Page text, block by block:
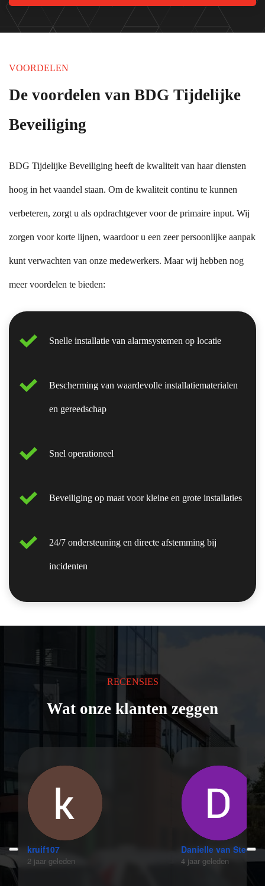
VOORDELEN
De voordelen van BDG Tijdelijke
Beveiliging
BDG Tijdelijke Beveiliging heeft de kwaliteit van haar diensten
hoog in het vaandel staan. Om de kwaliteit continu te kunnen
verbeteren, zorgt u als opdrachtgever voor de primaire input. Wij
zorgen voor korte lijnen, waardoor u een zeer persoonlijke aanpak
kunt verwachten van onze medewerkers. Maar wij hebben nog
meer voordelen te bieden:
Snelle installatie van alarmsystemen op locatie
Bescherming van waardevolle installatiematerialen
en gereedschap
Snel operationeel
Beveiliging op maat voor kleine en grote installaties
24/7 ondersteuning en directe afstemming bij
incidenten
RECENSIES
Wat onze klanten zeggen
kruif107
2 jaar geleden
Danielle van Steeg
4 jaar geleden